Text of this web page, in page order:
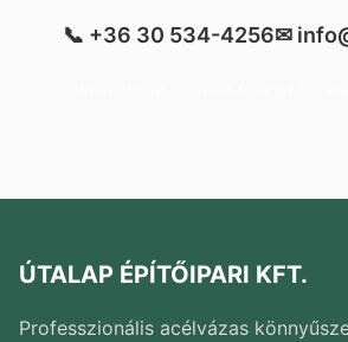
📞 +36 30 534-4256✉
ÚTALAP ÉPÍTŐIPARI KFT.
Professzionális acélvázas